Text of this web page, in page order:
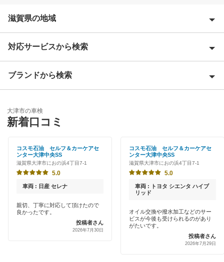
滋賀県の地域
犬上郡
近江八幡市
蒲生郡
草津市
甲賀市
湖南市
高島市
長浜市
対応サービスから検索
Award 受賞店
特典あり
新車初回割りあり
ブランドから検索
「車検の速太郎」
オートバックス
JOYCAL（ジョイカル）
出光リテール車検
伊藤忠エネクス
大津市の車検
新着口コミ
コスモ石油 セルフ＆カーケアセ
ンター大津中央SS
滋賀県大津市におの浜4丁目7-1
5.0
車両 : 日産 セレナ
親切、丁寧に対応して頂けたので
良かったです。
投稿者さん
2026年7月30日
コスモ石油 セルフ＆カーケアセ
ンター大津中央SS
滋賀県大津市におの浜4丁目7-1
5.0
車両 : トヨタ シエンタ ハイブ
リッド
オイル交換や撥水加工などのサー
ビスが今後も受けられるのがあり
がたいです。
投稿者さん
2026年7月29日